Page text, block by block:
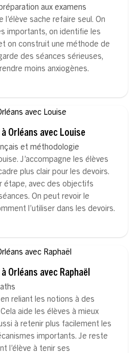
aux examens
sache refaire seul. On
importants, on identifie les
on construit une méthode de
des séances sérieuses,
moins anxiogènes.
Orléans avec Louise
et méthodologie
J’accompagne les élèves
plus clair pour les devoirs.
étape, avec des objectifs
On peut revoir le
l’utiliser dans les devoirs.
Orléans avec Raphaël
reliant les notions à des
aide les élèves à mieux
à retenir plus facilement les
importants. Je reste
l’élève à tenir ses